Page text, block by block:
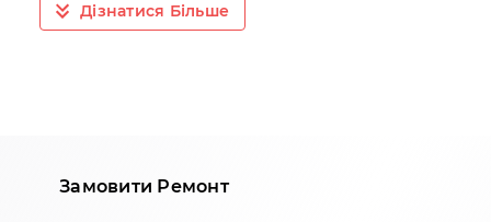
Дізнатися Більше
Замовити Ремонт